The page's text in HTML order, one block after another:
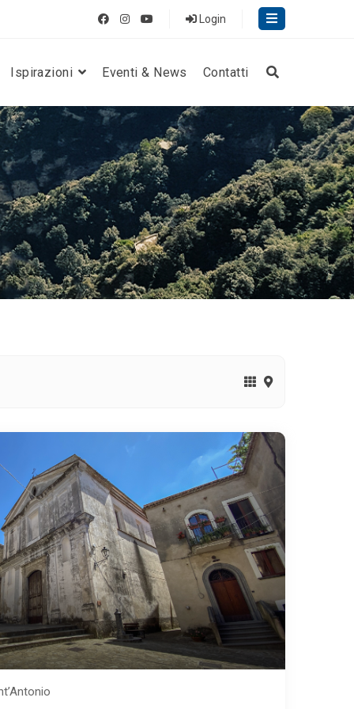
Login
Ispirazioni Eventi & News Contatti